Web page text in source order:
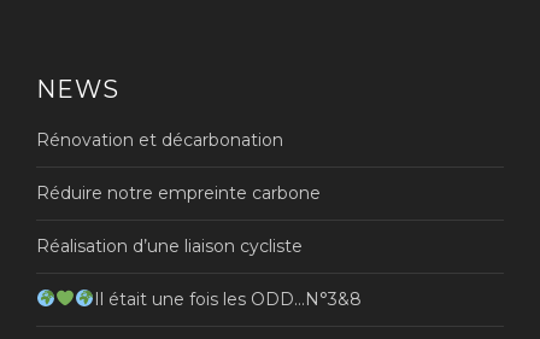
NEWS
Rénovation et décarbonation
Réduire notre empreinte carbone
Réalisation d’une liaison cycliste
Il était une fois les ODD…N°3&8